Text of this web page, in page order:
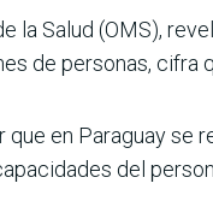
la Salud (OMS),
de personas,
en Para­guay se
del